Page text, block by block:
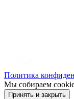
Политика
Мы собираем
Принять и закрыть